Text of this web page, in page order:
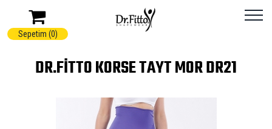
Sepetim (0)
DR.FITTO KORSE TAYT MOR DR21